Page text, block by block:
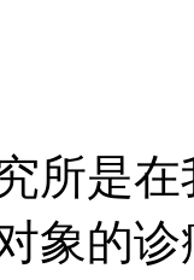
所是
象的